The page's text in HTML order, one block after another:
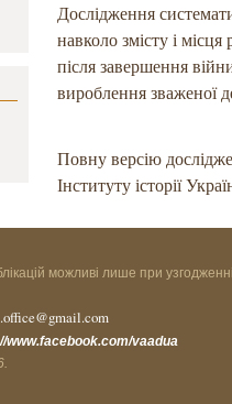
Дослідження
навколо змісту і
після завершення
вироблення зваженої
Повну версію
Інституту історії
можливі лише при
www.facebook.com/vaadua